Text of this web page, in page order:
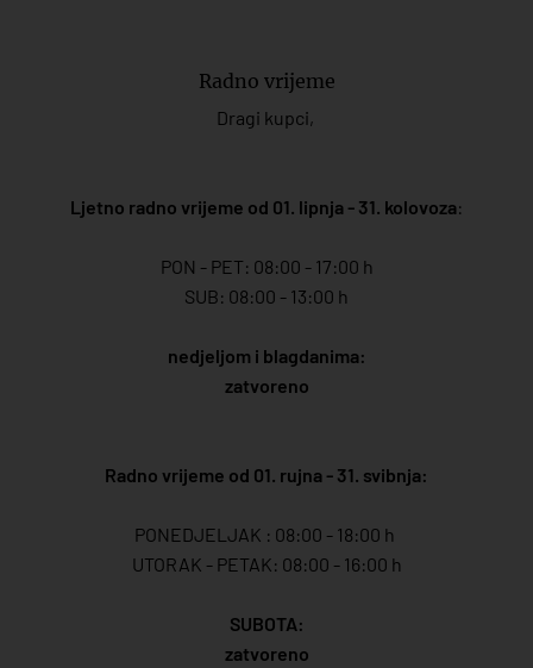
Radno vrijeme
Dragi kupci,
Ljetno radno vrijeme od 01. lipnja - 31. kolovoza:
PON - PET: 08:00 - 17:00 h
SUB: 08:00 - 13:00 h
nedjeljom i blagdanima:
zatvoreno
Radno vrijeme od 01. rujna - 31. svibnja:
PONEDJELJAK : 08:00 - 18:00 h
UTORAK - PETAK: 08:00 - 16:00 h
SUBOTA:
zatvoreno